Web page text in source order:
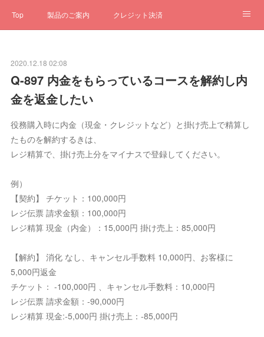
Top 製品のご案内 クレジット決済
クローゼット
2020.12.18 02:08
Q-897 内金をもらっているコースを解約し内
金を返金したい
役務購入時に内金（現金・クレジットなど）と掛け売上で精算し
たものを解約するきは、
レジ精算で、掛け売上分をマイナスで登録してください。
例）
【契約】 チケット：100,000円
レジ伝票 請求金額：100,000円
レジ精算 現金（内金）：15,000円 掛け売上：85,000円
【解約】 消化 なし、キャンセル手数料 10,000円、お客様に
5,000円返金
チケット： -100,000円 、キャンセル手数料：10,000円
レジ伝票 請求金額：-90,000円
レジ精算 現金:-5,000円 掛け売上：-85,000円